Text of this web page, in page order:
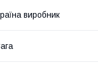
виробник